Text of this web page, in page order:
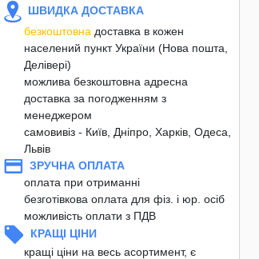
ШВИДКА ДОСТАВКА
безкоштовна доставка в кожен
населений пункт України (Нова пошта,
Делівері)
можлива безкоштовна адресна
доставка за погодженням з
менеджером
самовивіз - Київ, Дніпро, Харків, Одеса,
Львів
ЗРУЧНА ОПЛАТА
оплата при отриманні
безготівкова оплата для фіз. і юр. осіб
можливість оплати з ПДВ
КРАЩІ ЦІНИ
кращі ціни на весь асортимент, є